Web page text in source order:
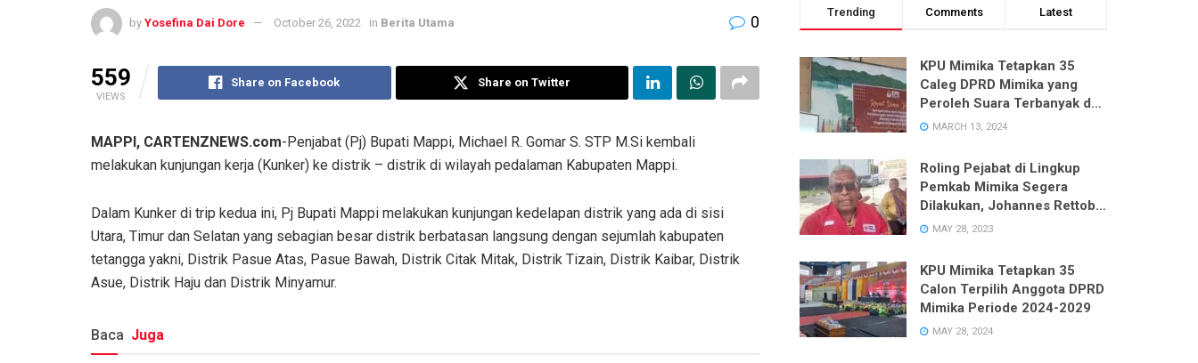
by Yosefina Dai Dore October 26, 2022 in Berita Utama 0
559
VIEWS
Share on Facebook Share on Twitter
MAPPI, CARTENZNEWS.com-Penjabat (Pj) Bupati Mappi, Michael R. Gomar S. STP M.Si kembali
melakukan kunjungan kerja (Kunker) ke distrik – distrik di wilayah pedalaman Kabupaten Mappi.
Dalam Kunker di trip kedua ini, Pj Bupati Mappi melakukan kunjungan kedelapan distrik yang ada di sisi
Utara, Timur dan Selatan yang sebagian besar distrik berbatasan langsung dengan sejumlah kabupaten
tetangga yakni, Distrik Pasue Atas, Pasue Bawah, Distrik Citak Mitak, Distrik Tizain, Distrik Kaibar, Distrik
Asue, Distrik Haju dan Distrik Minyamur.
Baca Juga
Trending Comments Latest
KPU Mimika Tetapkan 35
Caleg DPRD Mimika yang
Peroleh Suara Terbanyak dari
Enam Dapil pada Pemilu 2024
MARCH 13, 2024
Roling Pejabat di Lingkup
Pemkab Mimika Segera
Dilakukan, Johannes Rettob
Pastikan Tidak Ada Unsur
MAY 28, 2023
KPU Mimika Tetapkan 35
Calon Terpilih Anggota DPRD
Mimika Periode 2024-2029
MAY 28, 2024